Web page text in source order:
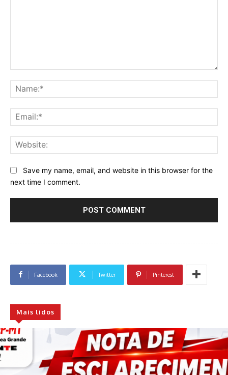
Save my name, email, and website in this browser for the
next time I comment.
Facebook Twitter Pinterest
Mais lidos